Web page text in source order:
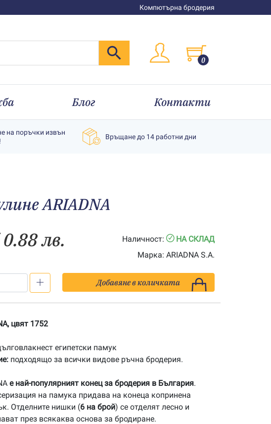
Компютърна бродерия
0
Блог Контакти
на поръчки извън
Връщане до 14 работни дни
АRIADNA
лв. Наличност:
НА СКЛАД
Марка: ARIADNA S.A.
Добавяне в количката
цвят 1752
египетски памук
подходящо за всички видове ръчна бродерия.
е най-популярният конец за бродерия в България.
на памука придава на конеца копринена
Отделните нишки (6 на брой) се отделят лесно и
през всякаква основа за бродиране.